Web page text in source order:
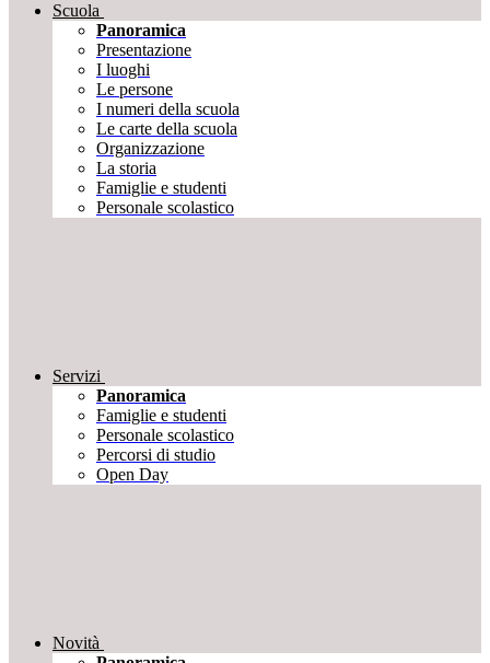
Scuola
Panoramica
Presentazione
I luoghi
Le persone
I numeri della scuola
Le carte della scuola
Organizzazione
La storia
Famiglie e studenti
Personale scolastico
Servizi
Panoramica
Famiglie e studenti
Personale scolastico
Percorsi di studio
Open Day
Novità